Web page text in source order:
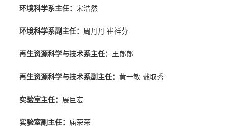
环境科学系主任： 宋浩然
环境科学系副主任： 周丹丹 崔祥芬
再生资源科学与技术系主任： 王郎郎
再生资源科学与技术系副主任： 黄一敏 戴取秀
实验室主任： 展巨宏
实验室副主任： 庙荣荣